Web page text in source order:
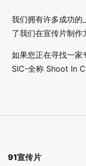
我们拥有许多成功的
了我们在宣传片制作
如果您正在寻找一家
SIC-全称 Shoot In
91宣传片